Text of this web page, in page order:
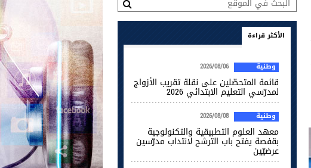
الأكثر قراءة
وطنية 2026/08/06
قائمة المتحصّلين على نقلة تقريب الأزواج
لمدرّسي التعليم الابتدائي 2026
وطنية 2026/08/08
معهد العلوم التطبيقية والتكنولوجية
بقفصة يفتح باب الترشح لانتداب مدرّسين
عرضيّين